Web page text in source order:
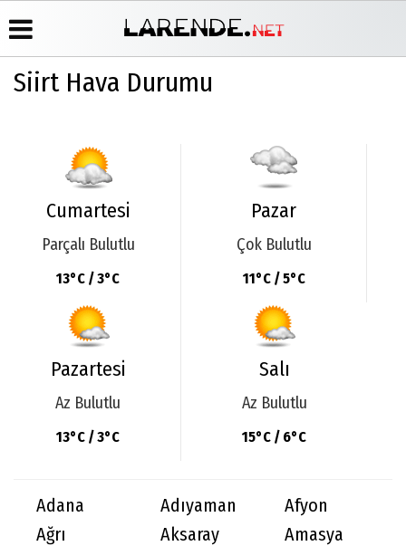
Arşivi
Gazete
Arşivi
Günün
Haberleri
Video
Galeri
Galeri
Siirt Hava Durumu
Cumartesi
Parçalı Bulutlu
13°C / 3°C
Pazar
Çok Bulutlu
11°C / 5°C
Pazartesi
Az Bulutlu
13°C / 3°C
Salı
Az Bulutlu
15°C / 6°C
Adana Adıyaman
Afyon
Ağrı
Aksaray
Amasya